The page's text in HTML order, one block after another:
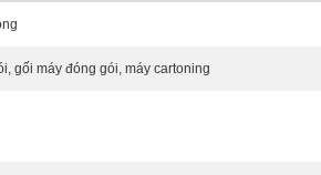
gối máy đóng gói, máy cartoning